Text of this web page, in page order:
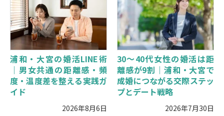
浦和・大宮の婚活LINE術
｜男女共通の距離感・頻
度・温度差を整える実践ガ
イド
2026年8月6日
30〜40代女性の婚活は距
離感が9割｜浦和・大宮で
成婚につながる交際ステッ
プとデート戦略
2026年7月30日